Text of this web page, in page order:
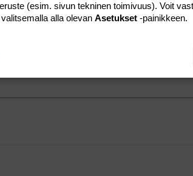
nyt sitten...... toteutin
voin kirjoittaa jonkun toisen
(esim. sivun tekninen toimivuus). Voit
alla olevan Asetukset -painikkeen.